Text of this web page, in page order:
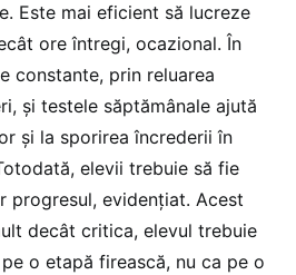
Este mai eficient să lucreze
ore întregi, ocazional. În
constante, prin reluarea
și testele săptămânale ajută
și la sporirea încrederii în
elevii trebuie să fie
progresul, evidențiat. Acest
decât critica, elevul trebuie
o etapă firească, nu ca pe o